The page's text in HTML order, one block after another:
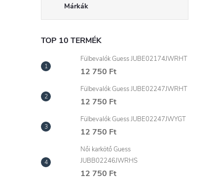
n
e
l
Márkák
TOP 10 TERMÉK
Fülbevalók Guess JUBE02174JWRHT
12 750 Ft
Fülbevalók Guess JUBE02247JWRHT
12 750 Ft
Fülbevalók Guess JUBE02247JWYGT
12 750 Ft
Női karkötő Guess
JUBB02246JWRHS
12 750 Ft